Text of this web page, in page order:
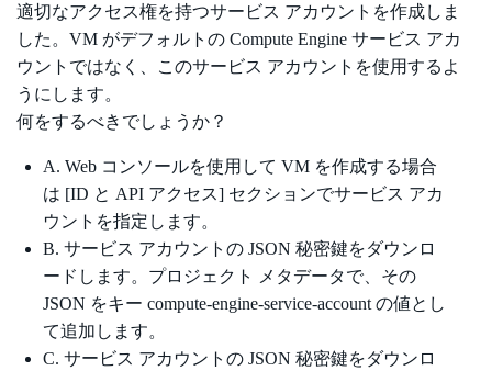
適切なアクセス権を持つサービス アカウントを作成しま
した。VM がデフォルトの Compute Engine サービス アカ
ウントではなく、このサービス アカウントを使用するよ
うにします。
何をするべきでしょうか？
A. Web コンソールを使用して VM を作成する場合
は [ID と API アクセス] セクションでサービス アカ
ウントを指定します。
B. サービス アカウントの JSON 秘密鍵をダウンロ
ードします。プロジェクト メタデータで、その
JSON をキー compute-engine-service-account の値とし
て追加します。
C. サービス アカウントの JSON 秘密鍵をダウンロ